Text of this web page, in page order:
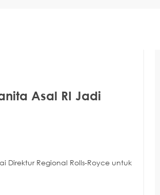
Asal RI Jadi
Direktur Regional Rolls-Royce untuk